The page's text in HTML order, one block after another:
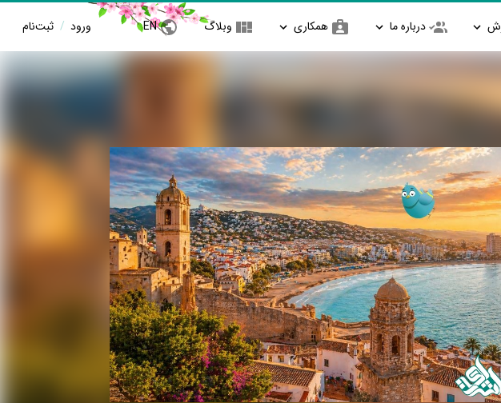
درباره ما همکاری وبلاگ EN ورود / ثبت‌نام